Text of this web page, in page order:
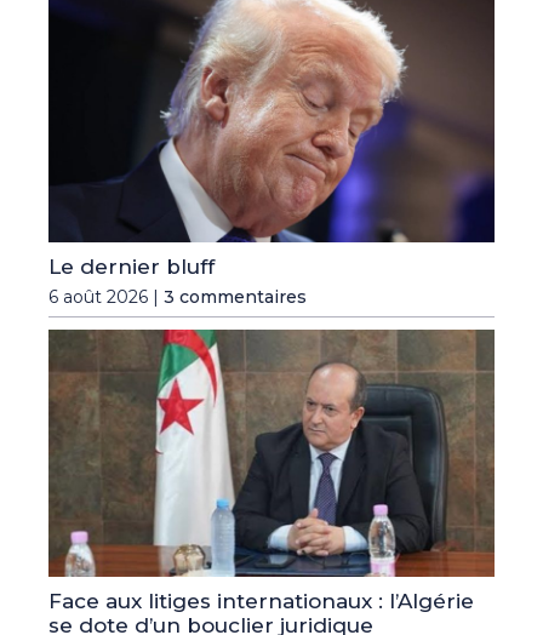
Le dernier bluff
6 août 2026 | 3 commentaires
Face aux litiges internationaux : l’Algérie
se dote d’un bouclier juridique